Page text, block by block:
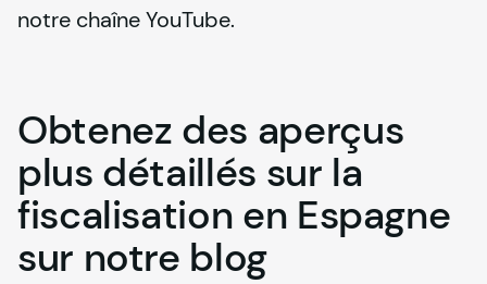
notre chaîne YouTube.
Obtenez des aperçus
plus détaillés sur la
fiscalisation en Espagne
sur notre blog